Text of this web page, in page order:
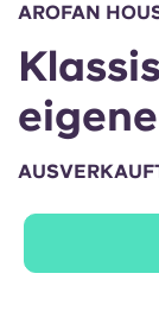
AROFAN